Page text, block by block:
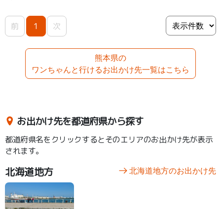
らで入れます！ わんこのご飯も豪華でした🎶
前 1 次
熊本県の
ワンちゃんと行けるお出かけ先一覧はこちら
お出かけ先を都道府県から探す
都道府県名をクリックするとそのエリアのお出かけ先が表示
されます。
北海道地方 北海道地方のお出かけ先